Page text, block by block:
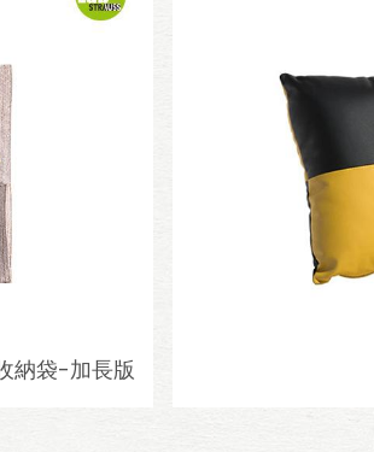
納袋-加長版